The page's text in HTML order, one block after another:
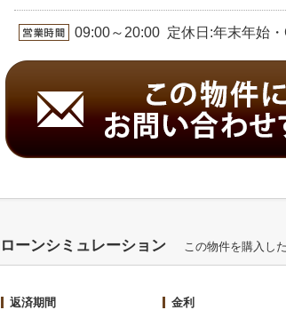
09:00～20:00 定休日:年末年始
ローンシミュレーション この物件を購入し
返済期間 金利